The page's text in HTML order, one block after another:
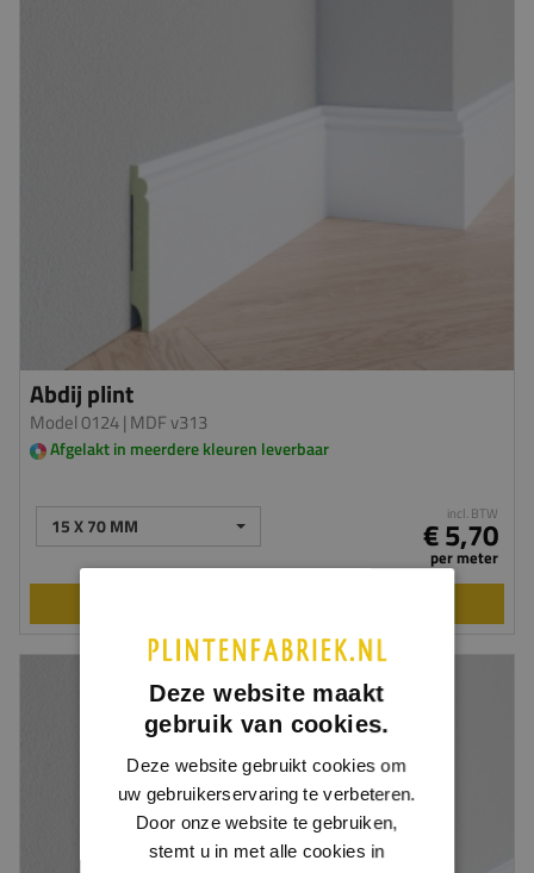
Abdij plint
Model 0124| MDF v313
Afgelakt in meerdere kleuren leverbaar
15 X 70 MM incl. BTW
€ 5,70
per meter
Deze website maakt
gebruik van cookies.
Deze website gebruikt cookies om
uw gebruikerservaring te verbeteren.
Door onze website te gebruiken,
stemt u in met alle cookies in